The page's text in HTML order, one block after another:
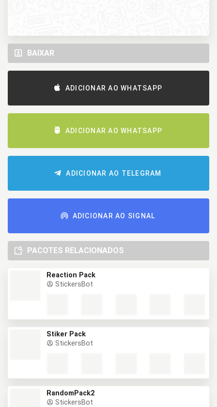
BAIXAR
ADICIONAR AO WHATSAPP
ADICIONAR AO WHATSAPP
ADICIONAR AO TELEGRAM
ADICIONAR AO SIGNAL
PACOTES RELACIONADOS
Reaction Pack
StickersBot
Stiker Pack
StickersBot
RandomPack2
StickersBot